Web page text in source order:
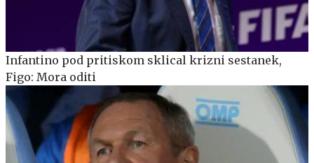
Infantino pod pritiskom sklical krizni sestanek,
Figo: Mora oditi